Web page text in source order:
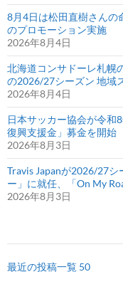
8月4日は松田直樹さんの
のプロモーション実施
2026年8月4日
北海道コンサドーレ札幌
の2026/27シーズン 地域
2026年8月4日
日本サッカー協会が令和
復興支援金」募金を開始
2026年8月3日
Travis Japanが2026/27
ー」に就任、「On My
2026年8月3日
最近の投稿一覧 50